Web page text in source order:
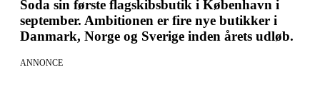
Soda sin første flagskibsbutik i København i
september. Ambitionen er fire nye butikker i
Danmark, Norge og Sverige inden årets udløb.
ANNONCE